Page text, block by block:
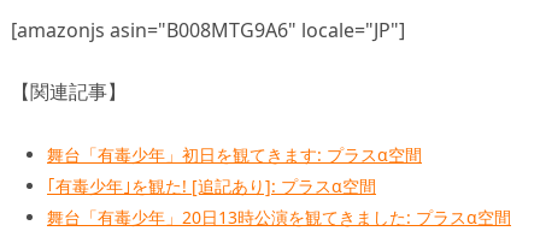
[amazonjs asin="B008MTG9A6" locale="JP"]
【関連記事】
舞台「有毒少年」初日を観てきます: プラスα空間
｢有毒少年｣を観た! [追記あり]: プラスα空間
舞台「有毒少年」20日13時公演を観てきました: プラスα空間